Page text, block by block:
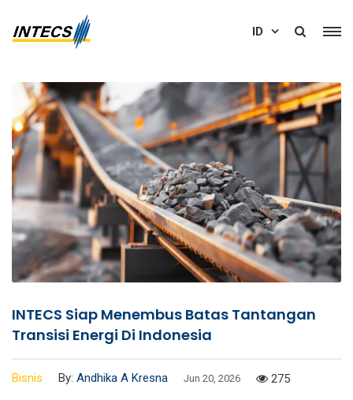
ID
INTECS Siap Menembus Batas Tantangan
Transisi Energi Di Indonesia
Bisnis By: Andhika A Kresna Jun 20, 2026 275